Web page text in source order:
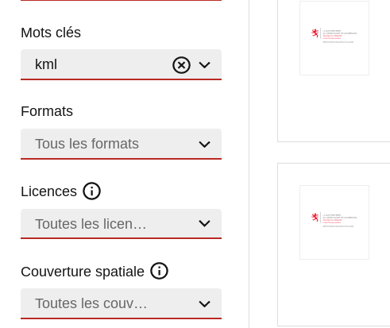
Mots clés
kml
Formats
Tous les formats
Licences
Toutes les licences
Couverture spatiale
Toutes les couvertures